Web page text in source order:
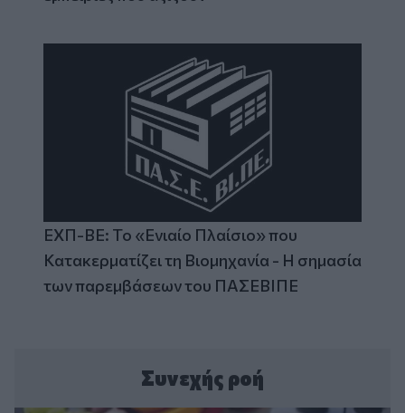
ΕΧΠ-ΒΕ: Το «Ενιαίο Πλαίσιο» που
Κατακερματίζει τη Βιομηχανία - Η σημασία
των παρεμβάσεων του ΠΑΣΕΒΙΠΕ
Συνεχής ροή